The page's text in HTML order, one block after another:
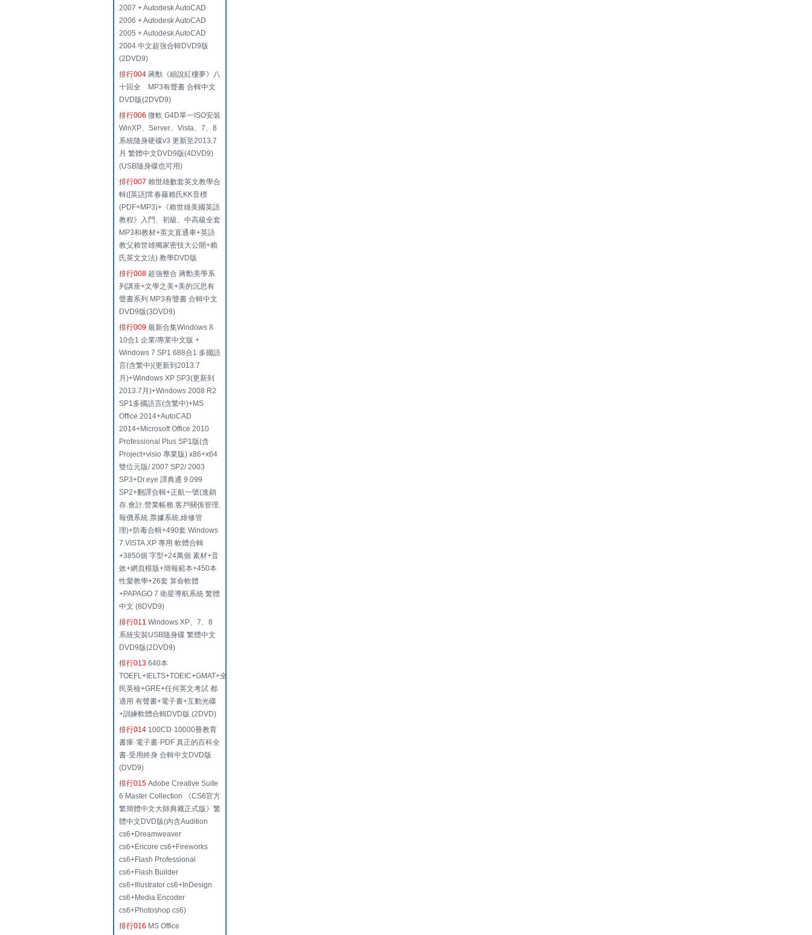
2007 + Autodesk AutoCAD
2006 + Autodesk AutoCAD
2005 + Autodesk AutoCAD
2004 中文超強合輯DVD9版
(2DVD9)
排行004 蔣勳《細說紅樓夢》八
十回全 MP3有聲書 合輯中文
DVD版(2DVD9)
排行006 微軟 G4D單一ISO安裝
WinXP、Server、Vista、7、8
系統隨身硬碟v3 更新至2013.7
月 繁體中文DVD9版(4DVD9)
(USB隨身碟也可用)
排行007 賴世雄數套英文教學合
輯([英語]常春藤賴氏KK音標
(PDF+MP3)+《賴世雄美國英語
教程》入門、初級、中高級全套
MP3和教材+英文直通車+英語
教父賴世雄獨家密技大公開+賴
氏英文文法) 教學DVD版
排行008 超強整合 蔣勳美學系
列講座+文學之美+美的沉思有
聲書系列 MP3有聲書 合輯中文
DVD9版(3DVD9)
排行009 最新合集Windows 8
10合1 企業/專業中文版 +
Windows 7 SP1 688合1 多國語
言(含繁中)(更新到2013.7
月)+Windows XP SP3(更新到
2013.7月)+Windows 2008 R2
SP1多國語言(含繁中)+MS
Office 2014+AutoCAD
2014+Microsoft Office 2010
Professional Plus SP1版(含
Project+visio 專業版) x86+x64
雙位元版/ 2007 SP2/ 2003
SP3+Dr.eye 譯典通 9.099
SP2+翻譯合輯+正航一號(進銷
存.會計.營業帳務.客戶關係管理.
報價系統.票據系統.維修管
理)+防毒合輯+490套 Windows
7.VISTA.XP 專用 軟體合輯
+3850個 字型+24萬個 素材+音
效+網頁模版+簡報範本+450本
性愛教學+26套 算命軟體
+PAPAGO 7 衛星導航系統 繁體
中文 (8DVD9)
排行011 Windows XP、7、8
系統安裝USB隨身碟 繁體中文
DVD9版(2DVD9)
排行013 640本
TOEFL+IELTS+TOEIC+GMAT+全
民英檢+GRE+任何英文考試 都
適用 有聲書+電子書+互動光碟
+訓練軟體合輯DVD版 (2DVD)
排行014 100CD·10000冊教育
書庫·電子書·PDF 真正的百科全
書·受用終身 合輯中文DVD版
(DVD9)
排行015 Adobe Creative Suite
6 Master Collection 《CS6官方
繁簡體中文大師典藏正式版》繁
體中文DVD版(內含Audition
cs6+Dreamweaver
cs6+Encore cs6+Fireworks
cs6+Flash Professional
cs6+Flash Builder
cs6+Illustrator cs6+InDesign
cs6+Media Encoder
cs6+Photoshop cs6)
排行016 MS Office